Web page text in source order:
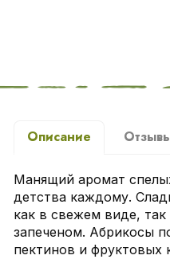
Описание
Манящий аромат
детства каждому.
как в свежем виде,
запеченом. Абрикосы
пектинов и фруктовых